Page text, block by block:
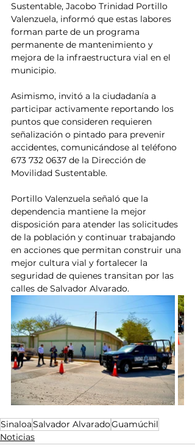
Sustentable, Jacobo Trinidad Portillo
Valenzuela, informó que estas labores
forman parte de un programa
permanente de mantenimiento y
mejora de la infraestructura vial en el
municipio.
Asimismo, invitó a la ciudadanía a
participar activamente reportando los
puntos que consideren requieren
señalización o pintado para prevenir
accidentes, comunicándose al teléfono
673 732 0637 de la Dirección de
Movilidad Sustentable.
Portillo Valenzuela señaló que la
dependencia mantiene la mejor
disposición para atender las solicitudes
de la población y continuar trabajando
en acciones que permitan construir una
mejor cultura vial y fortalecer la
seguridad de quienes transitan por las
calles de Salvador Alvarado.
SinaloaSalvador AlvaradoGuamúchil
Noticias